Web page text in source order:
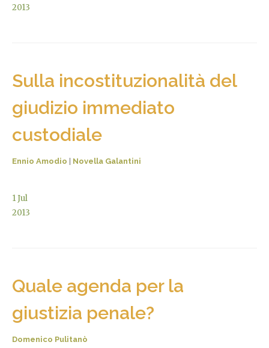
2013
Sulla incostituzionalità del
giudizio immediato
custodiale
Ennio Amodio Novella Galantini
1Jul
2013
Quale agenda per la
giustizia penale?
Domenico Pulitanò